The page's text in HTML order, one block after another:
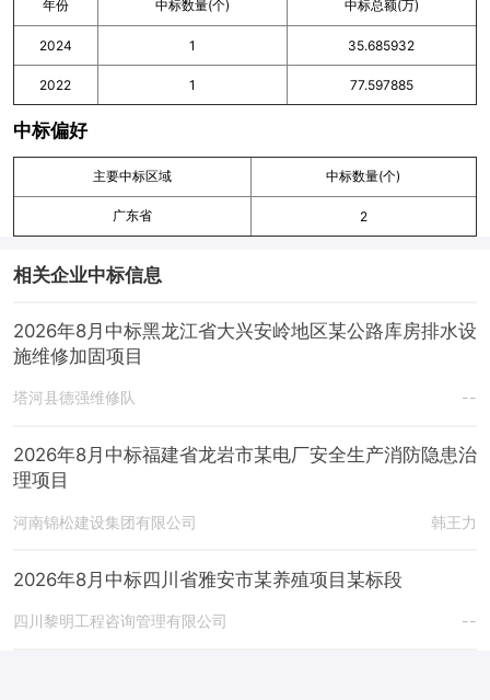
年份 中标数量(个) 中标总额(万)
2024 1 35.685932
2022 1 77.597885
中标偏好
主要中标区域 中标数量(个)
广东省 2
相关企业中标信息
2026年8月中标黑龙江省大兴安岭地区某公路库房排水设
施维修加固项目
塔河县德强维修队 --
2026年8月中标福建省龙岩市某电厂安全生产消防隐患治
理项目
河南锦松建设集团有限公司 韩王力
2026年8月中标四川省雅安市某养殖项目某标段
四川黎明工程咨询管理有限公司 --